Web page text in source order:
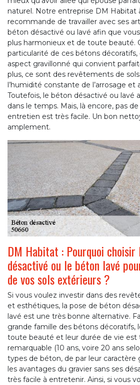
naturel. Notre entreprise DM Habitat
recommande de travailler avec ses
béton désactivé ou lavé afin que
plus harmonieux et de toute beauté.
particularité de ces bétons
aspect gravillonné qui convient
plus, ce sont des revêtements de
l’humidité constante de l’arrosage et
Toutefois, le béton désactivé ou lavé
dans le temps. Mais, là encore, pas
entretien est très facile. Un bon
amplement.
DM Habitat : Pourquoi choisir
désactivé ou le béton lavé
de vos sols extérieurs ?
Si vous voulez investir dans des
et esthétiques, la pose de béton
lavé est une très bonne alternative.
grande famille des bétons décoratifs,
toute beauté et leur durée de vie
remarquable (10 ans, voire 20 ans
types de béton, de par leur caractère
les avantages du gravier sans ses
très facile à entretenir. Ainsi, si vous